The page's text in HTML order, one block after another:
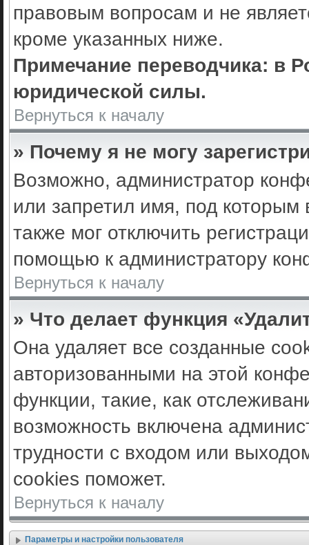
правовым вопросам и не
кроме указанных ниже.
Примечание переводчика: в
юридической силы.
Вернуться к началу
» Почему я не могу
Возможно, администратор
или запретил имя, под которым
также мог отключить
помощью к администратору
Вернуться к началу
» Что делает функция
Она удаляет все созданные
авторизованными на этой
функции, такие, как
возможность включена
трудности с входом или
cookies поможет.
Вернуться к началу
Параметры и настройки пользователя